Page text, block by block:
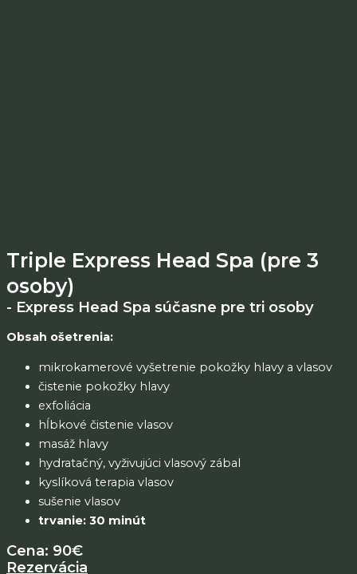
Triple Express Head Spa (pre 3
osoby)
- Express Head Spa súčasne pre tri osoby
Obsah ošetrenia:
mikrokamerové vyšetrenie pokožky hlavy a vlasov
čistenie pokožky hlavy
exfoliácia
hĺbkové čistenie vlasov
masáž hlavy
hydratačný, vyživujúci vlasový zábal
kyslíková terapia vlasov
sušenie vlasov
trvanie: 30 minút
Cena: 90€
Rezervácia